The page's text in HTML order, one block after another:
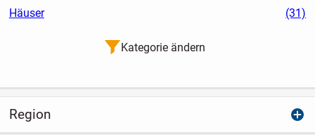
Häuser
(31)
Kategorie ändern
Region